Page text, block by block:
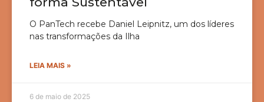
O PanTech recebe Daniel Leipnitz, um dos líderes
nas transformações da Ilha
LEIA MAIS »
6 de maio de 2025